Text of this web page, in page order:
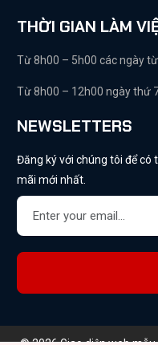
THỜI GIAN LÀM
Từ 8h00 – 5h00 các ngày
Từ 8h00 – 12h00 ngày thứ
NEWSLETTERS
Đăng ký với chúng tôi để có
mãi mới nhất.